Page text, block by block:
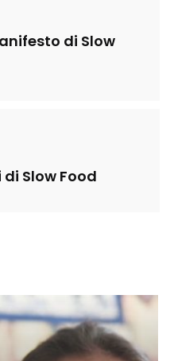
di Slow
Slow Food